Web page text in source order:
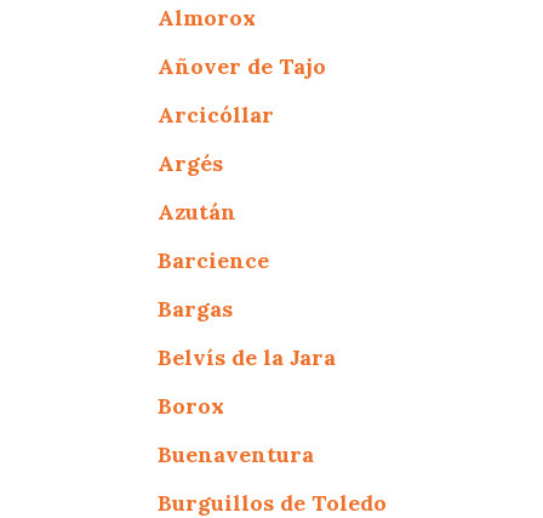
Almorox
Añover de Tajo
Arcicóllar
Argés
Azután
Barcience
Bargas
Belvís de la Jara
Borox
Buenaventura
Burguillos de Toledo